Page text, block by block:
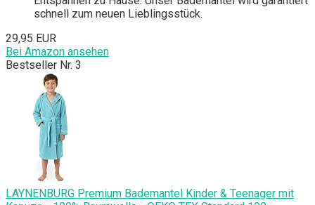
schnell zum neuen Lieblingsstück.
29,95 EUR
Bei Amazon ansehen
Bestseller Nr. 3
LAYNENBURG Premium Bademantel Kinder & Teenager mit